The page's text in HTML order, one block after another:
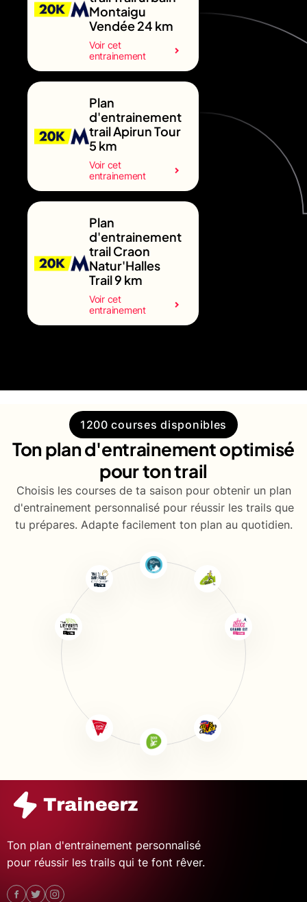
Montaigu
Vendée 24 km
Voir cet
entrainement
Plan
d'entrainement
trail Apirun Tour
5 km
Voir cet
entrainement
Plan
d'entrainement
trail Craon
Natur'Halles
Trail 9 km
Voir cet
entrainement
1200 courses disponibles
Ton plan d'entrainement optimisé
pour ton trail
Choisis les courses de ta saison pour obtenir un plan
d'entrainement personnalisé pour réussir les trails que
tu prépares. Adapte facilement ton plan au quotidien.
Ton plan d'entrainement personnalisé
pour réussir les trails qui te font rêver.